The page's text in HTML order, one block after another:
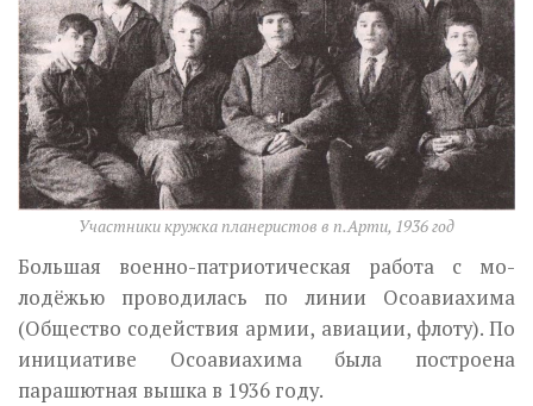
Участники кружка планеристов в п.Арти, 1936 год
Большая военно-патриотическая работа с мо­
лодёжью проводилась по линии Осоавиахима
(Общество содействия армии, авиации, флоту). По
инициативе Осоавиахима была построена
парашют­ная вышка в 1936 году.